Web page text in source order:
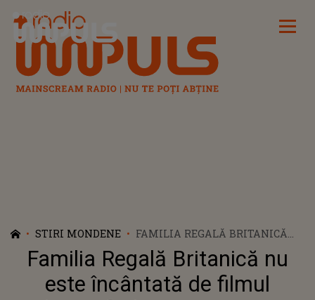
Radio Impuls
STIRI MONDENE
FAMILIA REGALĂ BRITANICĂ
NU ESTE ÎNCÂNTATĂ DE
FILMUL BIOGRAFIC ÎN CARE
KRISTEN STEWART O
INTERPRETEAZĂ PE PRINȚESA
Familia Regală Britanică nu
este încântată de filmul